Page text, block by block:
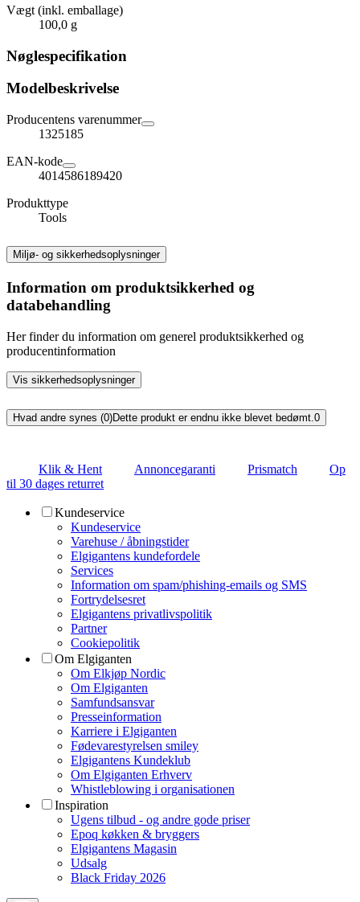
Vægt (inkl. emballage)
100,0 g
Nøglespecifikation
Modelbeskrivelse
Producentens varenummer
1325185
EAN-kode
4014586189420
Produkttype
Tools
Miljø- og sikkerhedsoplysninger
Information om produktsikkerhed og
databehandling
Her finder du information om generel produktsikkerhed og
producentinformation
Vis sikkerhedsoplysninger
Hvad andre synes (0)Dette produkt er endnu ikke blevet bedømt. 0
Klik & Hent Annoncegaranti Prismatch
Op
til 30 dages returret
Kundeservice
Kundeservice
Varehuse / åbningstider
Elgigantens kundefordele
Services
Information om spam/phishing-emails og SMS
Fortrydelsesret
Elgigantens privatlivspolitik
Partner
Cookiepolitik
Om Elgiganten
Om Elkjøp Nordic
Om Elgiganten
Samfundsansvar
Presseinformation
Karriere i Elgiganten
Fødevarestyrelsen smiley
Elgigantens Kundeklub
Om Elgiganten Erhverv
Whistleblowing i organisationen
Inspiration
Ugens tilbud - og andre gode priser
Epoq køkken & bryggers
Elgigantens Magasin
Udsalg
Black Friday 2026